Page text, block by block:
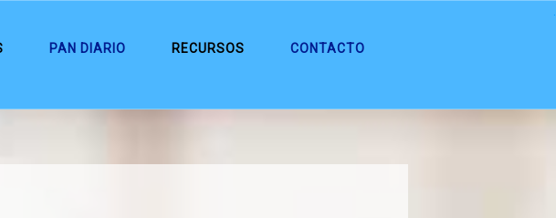
PAN DIARIO RECURSOS CONTACTO